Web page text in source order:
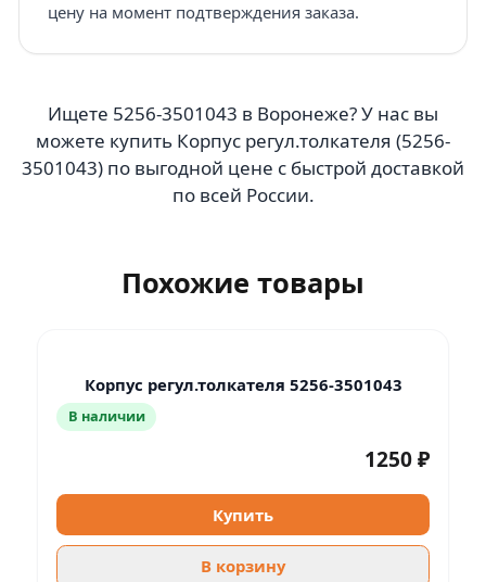
цену на момент подтверждения заказа.
Ищете 5256-3501043 в Воронеже? У нас вы
можете купить Корпус регул.толкателя (5256-
3501043) по выгодной цене с быстрой доставкой
по всей России.
Похожие товары
Корпус регул.толкателя 5256-3501043
В наличии
1250 ₽
Купить
В корзину